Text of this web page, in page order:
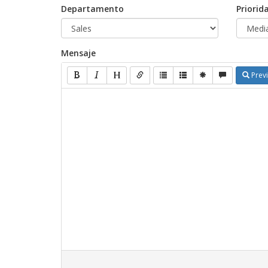
Departamento
Mensaje